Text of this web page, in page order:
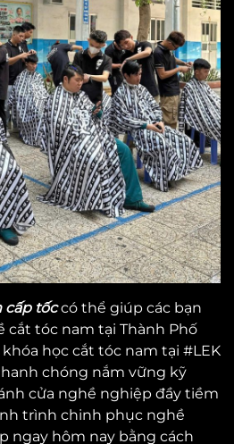
cấp tốccó thể giúp các bạn
cắt tóc nam tại Thành Phố
khóa học cắt tóc nam tại #LEK
chóng nắm vững kỹ
cửa nghề nghiệp đầy tiềm
trình chinh phục nghề
ngay hôm nay bằng cách